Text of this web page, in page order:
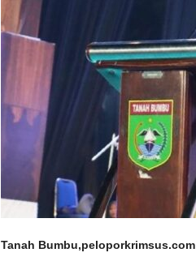
Tanah Bumbu,peloporkrimsus.com